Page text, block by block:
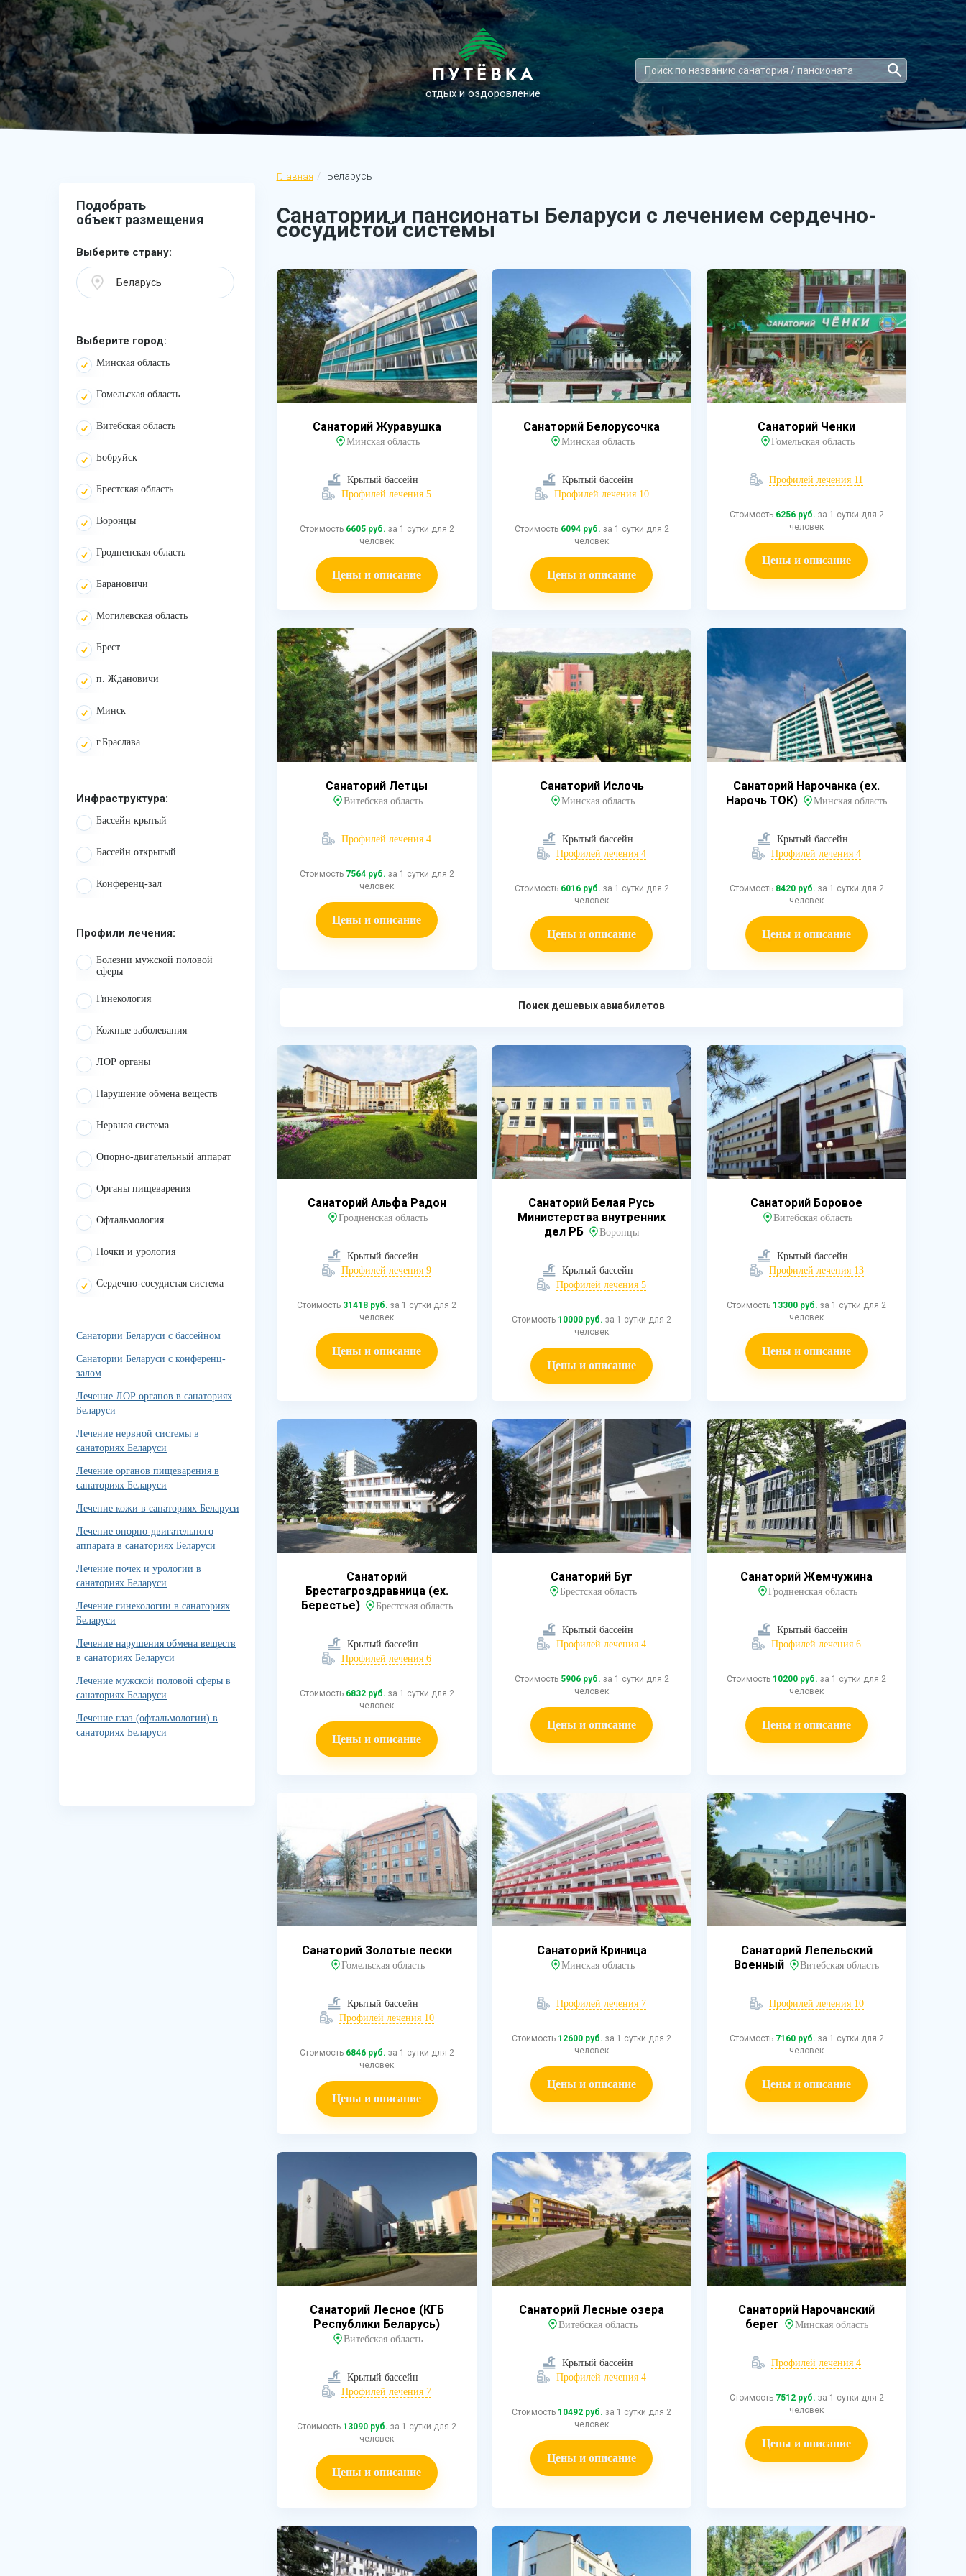
отдых и оздоровление
Главная Беларусь
Санатории и пансионаты Беларуси с лечением сердечно-
сосудистой системы
Подобрать
объект размещения
Выберите страну:
Беларусь
Выберите город:
Минская область
Гомельская область
Витебская область
Бобруйск
Брестская область
Воронцы
Гродненская область
Барановичи
Могилевская область
Брест
п. Ждановичи
Минск
г.Браслава
Инфраструктура:
Бассейн крытый
Бассейн открытый
Конференц-зал
Профили лечения:
Болезни мужской половой
сферы
Гинекология
Кожные заболевания
ЛОР органы
Нарушение обмена веществ
Нервная система
Опорно-двигательный аппарат
Органы пищеварения
Офтальмология
Почки и урология
Сердечно-сосудистая система
Санатории Беларуси с бассейном
Санатории Беларуси с конференц-
залом
Лечение ЛОР органов в санаториях
Беларуси
Лечение нервной системы в
санаториях Беларуси
Лечение органов пищеварения в
санаториях Беларуси
Лечение кожи в санаториях Беларуси
Лечение опорно-двигательного
аппарата в санаториях Беларуси
Лечение почек и урологии в
санаториях Беларуси
Лечение гинекологии в санаториях
Беларуси
Лечение нарушения обмена веществ
в санаториях Беларуси
Лечение мужской половой сферы в
санаториях Беларуси
Лечение глаз (офтальмологии) в
санаториях Беларуси
Санаторий Журавушка
Минская область
Крытый бассейн
Профилей лечения 5
Стоимость 6605 руб. за 1 сутки для 2
человек
Цены и описание
Санаторий Белорусочка
Минская область
Крытый бассейн
Профилей лечения 10
Стоимость 6094 руб. за 1 сутки для 2
человек
Цены и описание
Санаторий Ченки
Гомельская область
Профилей лечения 11
Стоимость 6256 руб. за 1 сутки для 2
человек
Цены и описание
Санаторий Летцы
Витебская область
Профилей лечения 4
Стоимость 7564 руб. за 1 сутки для 2
человек
Цены и описание
Санаторий Ислочь
Минская область
Крытый бассейн
Профилей лечения 4
Стоимость 6016 руб. за 1 сутки для 2
человек
Цены и описание
Санаторий Нарочанка (ex.
Нарочь ТОК)
Минская область
Крытый бассейн
Профилей лечения 4
Стоимость 8420 руб. за 1 сутки для 2
человек
Цены и описание
Поиск дешевых авиабилетов
Санаторий Альфа Радон
Гродненская область
Крытый бассейн
Профилей лечения 9
Стоимость 31418 руб. за 1 сутки для 2
человек
Цены и описание
Санаторий Белая Русь
Министерства внутренних
дел РБ
Воронцы
Крытый бассейн
Профилей лечения 5
Стоимость 10000 руб. за 1 сутки для 2
человек
Цены и описание
Санаторий Боровое
Витебская область
Крытый бассейн
Профилей лечения 13
Стоимость 13300 руб. за 1 сутки для 2
человек
Цены и описание
Санаторий
Брестагроздравница (ex.
Берестье)
Брестская область
Крытый бассейн
Профилей лечения 6
Стоимость 6832 руб. за 1 сутки для 2
человек
Цены и описание
Санаторий Буг
Брестская область
Крытый бассейн
Профилей лечения 4
Стоимость 5906 руб. за 1 сутки для 2
человек
Цены и описание
Санаторий Жемчужина
Гродненская область
Крытый бассейн
Профилей лечения 6
Стоимость 10200 руб. за 1 сутки для 2
человек
Цены и описание
Санаторий Золотые пески
Гомельская область
Крытый бассейн
Профилей лечения 10
Стоимость 6846 руб. за 1 сутки для 2
человек
Цены и описание
Санаторий Криница
Минская область
Профилей лечения 7
Стоимость 12600 руб. за 1 сутки для 2
человек
Цены и описание
Санаторий Лепельский
Военный
Витебская область
Профилей лечения 10
Стоимость 7160 руб. за 1 сутки для 2
человек
Цены и описание
Санаторий Лесное (КГБ
Республики Беларусь)
Витебская область
Крытый бассейн
Профилей лечения 7
Стоимость 13090 руб. за 1 сутки для 2
человек
Цены и описание
Санаторий Лесные озера
Витебская область
Крытый бассейн
Профилей лечения 4
Стоимость 10492 руб. за 1 сутки для 2
человек
Цены и описание
Санаторий Нарочанский
берег
Минская область
Профилей лечения 4
Стоимость 7512 руб. за 1 сутки для 2
человек
Цены и описание